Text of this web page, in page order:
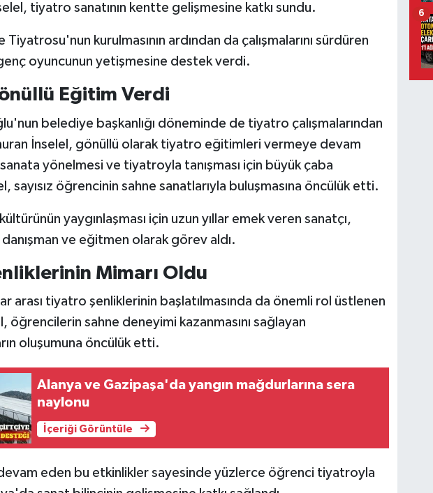
tiyatro sanatının kentte gelişmesine katkı sundu.
kurulmasının ardından da çalışmalarını sürdüren
oyuncunun yetişmesine destek verdi.
Eğitim Verdi
belediye başkanlığı döneminde de tiyatro çalışmalarından
İnselel, gönüllü olarak tiyatro eğitimleri vermeye devam
yönelmesi ve tiyatroyla tanışması için büyük çaba
sayısız öğrencinin sahne sanatlarıyla buluşmasına öncülük etti.
yaygınlaşması için uzun yıllar emek veren sanatçı,
ve eğitmen olarak görev aldı.
Mimarı Oldu
arası tiyatro şenliklerinin başlatılmasında da önemli rol üstlenen
öğrencilerin sahne deneyimi kazanmasını sağlayan
oluşumuna öncülük etti.
Alanya ve Gazipaşa'da yangın mağdurlarına sera
naylonu
İçeriği Görüntüle
eden bu etkinlikler sayesinde yüzlerce öğrenci tiyatroyla
6